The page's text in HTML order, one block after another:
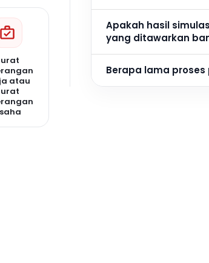
atau
Apakah hasil
yang ditawarkan
Berapa lama proses